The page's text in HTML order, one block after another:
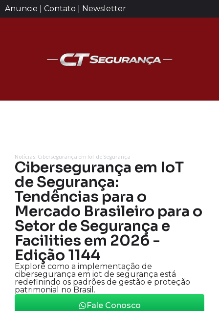
Anuncie | Contato | Newsletter
Notícias: Cibersegurança em IoT de Segurança
Cibersegurança em IoT
de Segurança:
Tendências para o
Mercado Brasileiro para o
Setor de Segurança e
Facilities em 2026 -
Edição 1144
Explore como a implementação de
cibersegurança em iot de segurança está
redefinindo os padrões de gestão e proteção
patrimonial no Brasil.
Fale Conosco